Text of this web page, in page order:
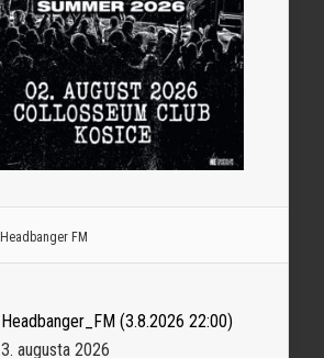
Headbanger FM
Headbanger_FM (3.8.2026 22:00)
3. augusta 2026